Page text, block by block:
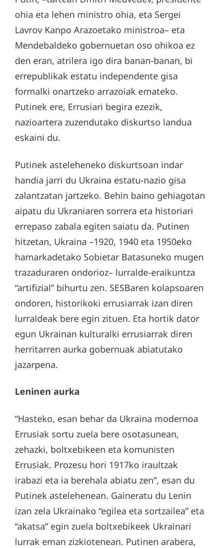
ohia eta lehen ministro ohia, eta Sergei
Lavrov Kanpo Arazoetako ministroa– eta
Mendebaldeko gobernuetan oso ohikoa ez
den eran, atrilera igo dira banan-banan, bi
errepublikak estatu independente gisa
formalki onartzeko arrazoiak emateko.
Putinek ere, Errusiari begira ezezik,
nazioartera zuzendutako diskurtso landua
eskaini du.
Putinek asteleheneko diskurtsoan indar
handia jarri du Ukraina estatu-nazio gisa
zalantzatan jartzeko. Behin baino gehiagotan
aipatu du Ukraniaren sorrera eta historiari
errepaso zabala egiten saiatu da. Putinen
hitzetan, Ukraina –1920, 1940 eta 1950eko
hamarkadetako Sobietar Batasuneko mugen
trazaduraren ondorioz– lurralde-eraikuntza
“artifizial” bihurtu zen. SESBaren kolapsoaren
ondoren, historikoki errusiarrak izan diren
lurraldeak bere egin zituen. Eta hortik dator
egun Ukrainan kulturalki errusiarrak diren
herritarren aurka gobernuak abiatutako
jazarpena.
Leninen aurka
“Hasteko, esan behar da Ukraina modernoa
Errusiak sortu zuela bere osotasunean,
zehazki, boltxebikeen eta komunisten
Errusiak. Prozesu hori 1917ko iraultzak
irabazi eta ia berehala abiatu zen”, esan du
Putinek astelehenean. Gaineratu du Lenin
izan zela Ukrainako “egilea eta sortzailea” eta
“akatsa” egin zuela boltxebikeek Ukrainari
lurrak eman zizkiotenean. Putinen arabera,